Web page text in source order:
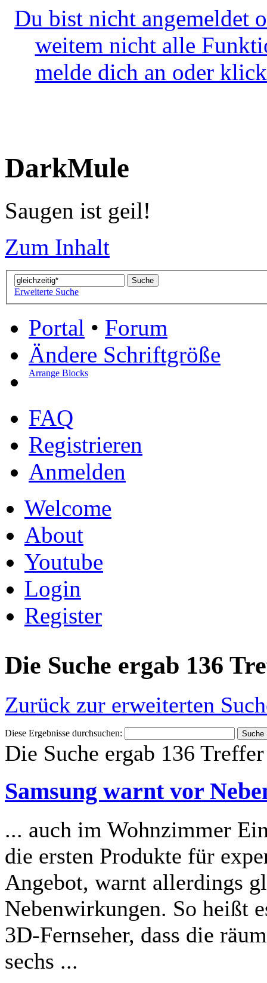
Du bist nicht angemeldet
weitem nicht alle
melde dich an oder
DarkMule
Saugen ist geil!
Zum Inhalt
Erweiterte Suche
Portal • Forum
Ändere Schriftgröße
Arrange Blocks
FAQ
Registrieren
Anmelden
Welcome
About
Youtube
Login
Register
Die Suche ergab 136
Zurück zur erweiterten
Diese Ergebnisse durchsuchen:
Die Suche ergab 136
Samsung warnt vor
... auch im Wohnzimmer
die ersten Produkte für
Angebot, warnt allerdings
Nebenwirkungen. So heißt
3D-Fernseher, dass die
sechs ...